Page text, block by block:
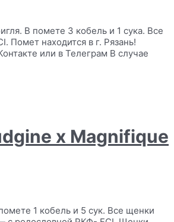
В помете 3 кобель и 1 сука. Все
находится в г. Рязань!
или в Телеграм В случае
x Magnifique
1 кобель и 5 сук. Все щенки